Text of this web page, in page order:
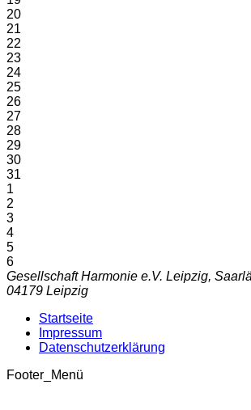
20
21
22
23
24
25
26
27
28
29
30
31
1
2
3
4
5
6
Gesellschaft Harmonie e.V. Leipzig,
04179 Leipzig
Startseite
Impressum
Datenschutzerklärung
Footer_Menü